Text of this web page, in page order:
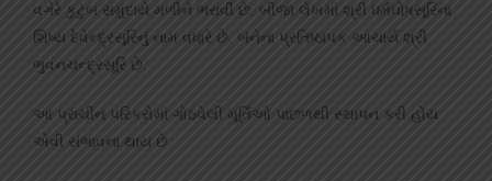
વગેરે કુટુંબ સમુદાયે મળીને ભરાવી છે. બીજા લેખમાં શ્રી ધર્મઘોષસૂરિના
શિષ્ય દેવેન્દ્રસૂરિનું નામ વધારે છે. બંનેના પ્રતિષ્ઠાપક આચાર્ય શ્રી
ભુવનચન્દ્રસૂરિ છે.
આ પ્રાચીન પરિકરોમાં ગોઠવેલી મૂર્તિઓ પાછળથી સ્થાપન કરી હોય
એવી સંભાવના થાય છે.